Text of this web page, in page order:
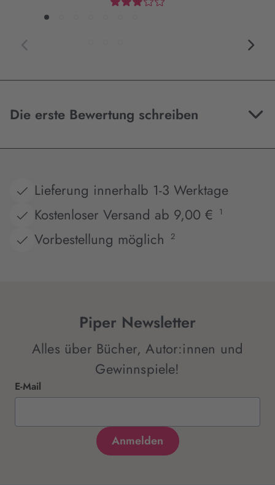
Die erste Bewertung schreiben
Lieferung innerhalb 1-3 Werktage
Kostenloser Versand ab 9,00 €
1
Vorbestellung möglich 2
Piper Newsletter
Alles über Bücher, Autor:innen und
Gewinnspiele!
E-Mail